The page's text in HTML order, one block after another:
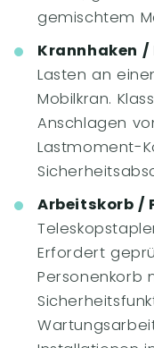
gemischtem
Krannhaken /
Lasten an
Mobilkran.
Anschlagen
Lastmoment-
Arbeitskorb /
Erfordert
Personenkorb